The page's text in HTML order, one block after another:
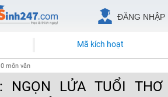
ĐĂNG NHẬP
Mã kích hoạt
môn văn
LỬA TUỔI THƠ